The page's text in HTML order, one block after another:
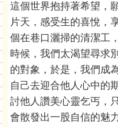
這個世界抱持著希望，
片天，感受生的喜悅，
個在巷口灑掃的清潔工
時候，我們太渴望尋求
的對象，於是，我們成
自己去迎合他人心中的
討他人讚美心靈乞丐，
會散發出一股自信的魅